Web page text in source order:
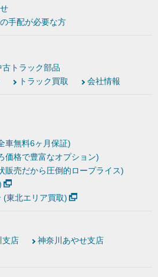
手配が必要な方
古トラック部品
トラック買取 会社情報
車無料6ヶ月保証)
価格で豊富なオプション)
販売だから圧倒的ロープライス)
(東北エリア買取)
支店
神奈川あやせ支店